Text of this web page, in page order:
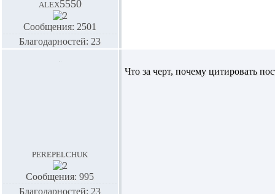
alex5550
Сообщения: 2501
Благодарностей: 23
perepelchuk
Сообщения: 995
Благодарностей: 23
Что за черт, почему цитировать